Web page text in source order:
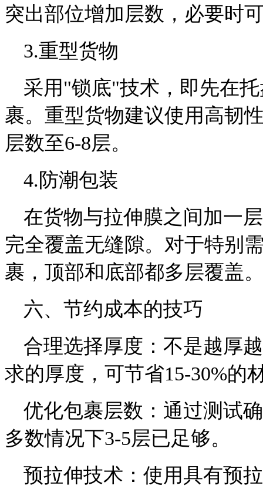
突出部位增加层数，必要时
3.重型货物
采用"锁底"技术，即先在
裹。重型货物建议使用高韧
层数至6-8层。
4.防潮包装
在货物与拉伸膜之间加一
完全覆盖无缝隙。对于特别
裹，顶部和底部都多层覆盖
六、节约成本的技巧
合理选择厚度：不是越厚
求的厚度，可节省15-30%的
优化包裹层数：通过测试
多数情况下3-5层已足够。
预拉伸技术：使用具有预